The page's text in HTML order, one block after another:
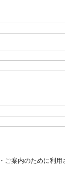
ご案内のために利用